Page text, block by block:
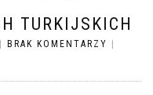
TURKIJSKICH
| BRAK KOMENTARZY |